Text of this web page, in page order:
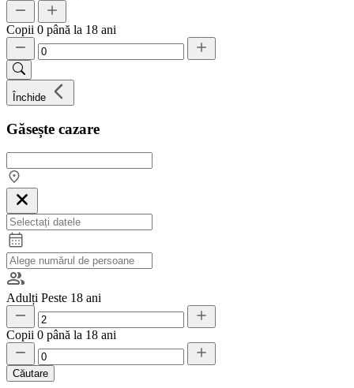
Copii 0 până la 18 ani
Închide
Găsește cazare
Adulți Peste 18 ani
Copii 0 până la 18 ani
Căutare